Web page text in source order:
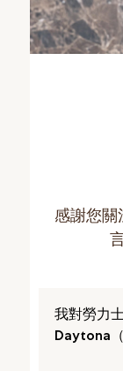
感謝您關